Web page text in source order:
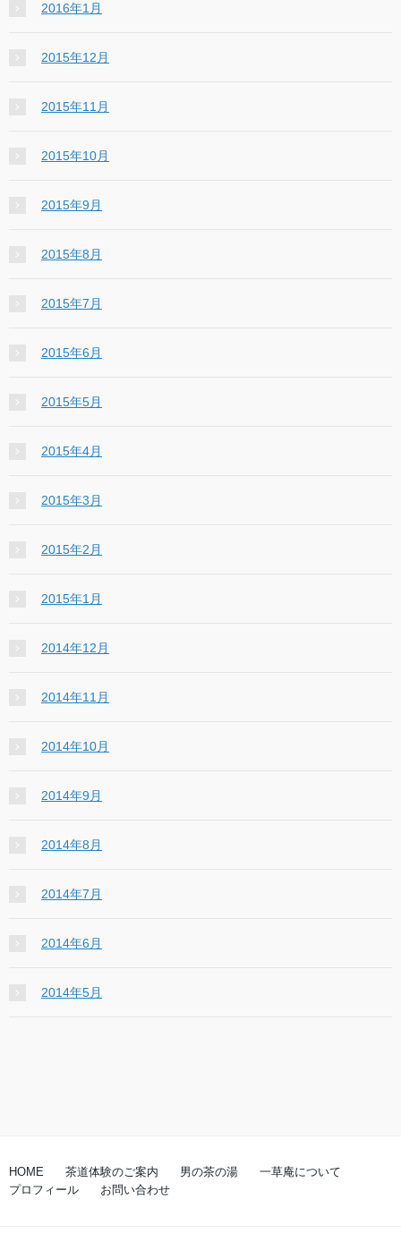
2016年1月
2015年12月
2015年11月
2015年10月
2015年9月
2015年8月
2015年7月
2015年6月
2015年5月
2015年4月
2015年3月
2015年2月
2015年1月
2014年12月
2014年11月
2014年10月
2014年9月
2014年8月
2014年7月
2014年6月
2014年5月
HOME 茶道体験のご案内 男の茶の湯
一草庵について
プロフィール
お問い合わせ